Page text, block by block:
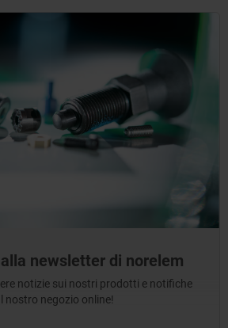
newsletter di norelem
notizie sui nostri prodotti e notifiche
nostro negozio online!